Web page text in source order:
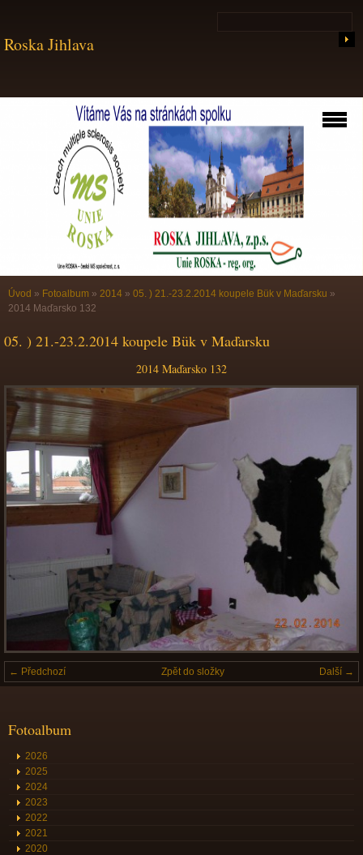
Roska Jihlava
Úvod » Fotoalbum » 2014 » 05. ) 21.-23.2.2014 koupele Bük v Maďarsku »
2014 Maďarsko 132
05. ) 21.-23.2.2014 koupele Bük v Maďarsku
2014 Maďarsko 132
← Předchozí Další →
Zpět do složky
Fotoalbum
2026
2025
2024
2023
2022
2021
2020